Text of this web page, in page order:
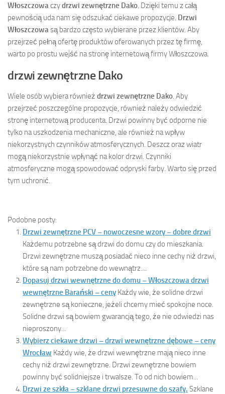
Włoszczowaczydrzwi zewnętrzne Dako. Dzięki temu z całą
pewnością uda nam się odszukać ciekawe propozycje. Drzwi
Włoszczowasą bardzo często wybierane przez klientów. Aby
przejrzeć pełną ofertę produktów oferowanych przez tę firmę,
warto po prostu wejść na stronę internetową firmy Włoszczowa.
drzwi zewnętrzne Dako
Wiele osób wybiera również drzwi zewnętrzne Dako. Aby
przejrzeć poszczególne propozycje, również należy odwiedzić
stronę internetową producenta. Drzwi powinny być odporne nie
tylko na uszkodzenia mechaniczne, ale również na wpływ
niekorzystnych czynników atmosferycznych. Deszcz oraz wiatr
mogą niekorzystnie wpłynąć na kolor drzwi. Czynniki
atmosferyczne mogą spowodować odpryski farby. Warto się przed
tym uchronić.
Podobne posty:
Drzwi zewnętrzne PCV – nowoczesne wzory – dobre drzwi
Każdemu potrzebne są drzwi do domu czy do mieszkania.
Drzwi zewnętrzne muszą posiadać nieco inne cechy niż drzwi,
które są nam potrzebne do wewnątrz....
Dopasuj drzwi wewnętrzne do domu – Włoszczowa drzwi
wewnętrzne Barański – ceny Każdy wie, że solidne drzwi
zewnętrzne są konieczne, jeżeli chcemy mieć spokojne noce.
Solidne drzwi są bowiem gwarancją tego, że nie odwiedzi nas
nieproszony...
Wybierz ciekawe drzwi – drzwi wewnętrzne dębowe – ceny
Wrocław Każdy wie, że drzwi wewnętrzne mają nieco inne
cechy niż drzwi zewnętrzne. Drzwi zewnętrzne bowiem
powinny być solidniejsze i trwalsze. To od nich bowiem...
Drzwi ze szkła – szklane drzwi przesuwne do szafy. Szklane